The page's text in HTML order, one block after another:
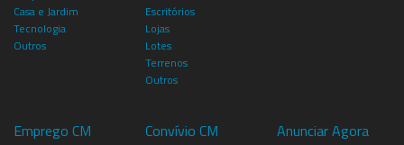
Casa e Jardim
Tecnologia
Outros
Escritórios
Lojas
Lotes
Terrenos
Outros
Emprego CM Convívio CM Anunciar Agora